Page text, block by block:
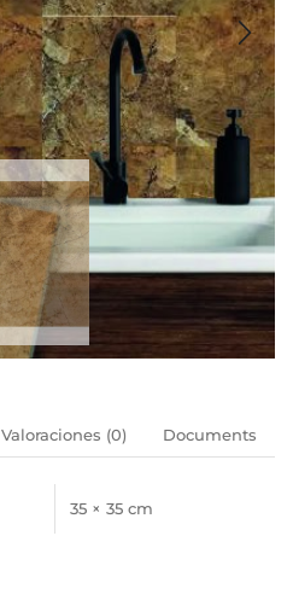
Valoraciones (0) Documents
35 × 35 cm